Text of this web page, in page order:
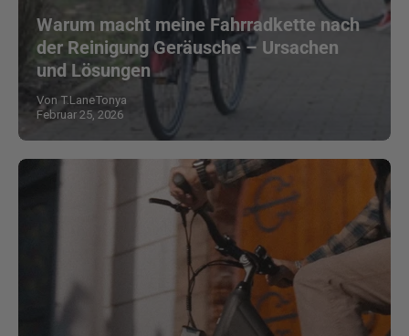
Warum macht meine Fahrradkette nach
der Reinigung Geräusche – Ursachen
und Lösungen
Von T.LaneTonya
Februar 25, 2026